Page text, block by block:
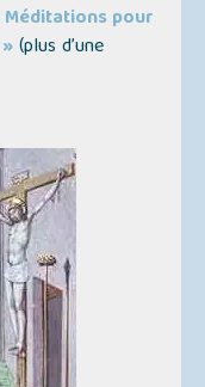
pour
(plus d’une